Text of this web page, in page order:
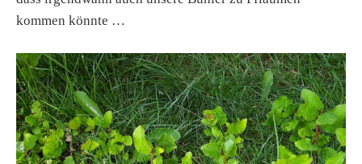
kommen könnte …